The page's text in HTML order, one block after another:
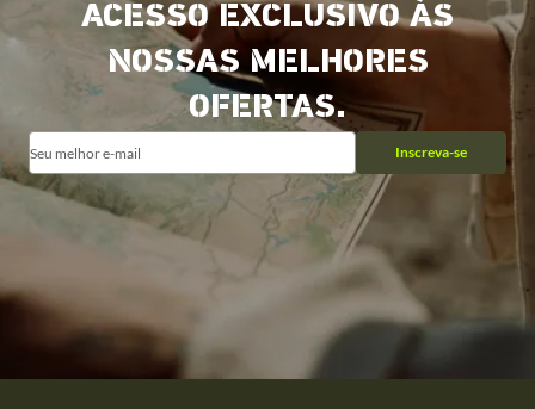
ACESSO EXCLUSIVO ÀS
NOSSAS MELHORES
OFERTAS.
Inscreva-se